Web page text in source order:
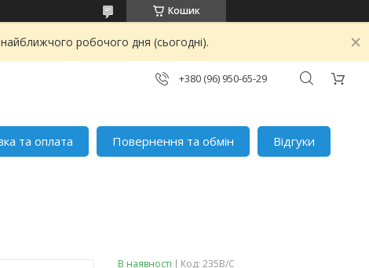
Кошик
робочого дня (сьогодні).
+380 (96) 950-65-29
та оплата Повернення та обмін
Відгуки
В наявності Код: 235B/C